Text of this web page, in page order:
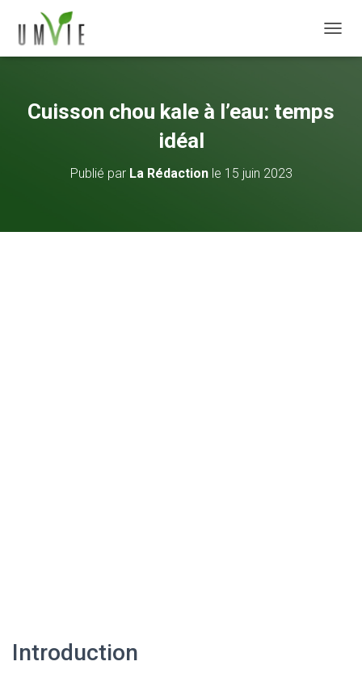
Cuisson chou kale à l’eau: temps
idéal
Publié par La Rédactionle 15 juin 2023
Introduction